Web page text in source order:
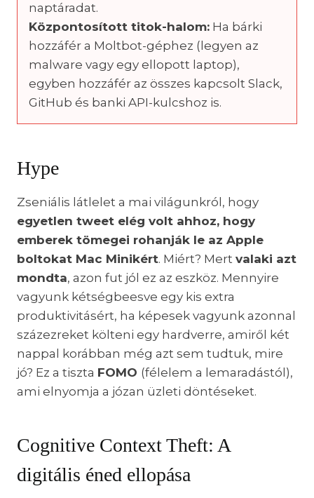
naptáradat.
Központosított titok-halom: Ha bárki
hozzáfér a Moltbot-géphez (legyen az
malware vagy egy ellopott laptop),
egyben hozzáfér az összes kapcsolt Slack,
GitHub és banki API-kulcshoz is.
Hype
Zseniális látlelet a mai világunkról, hogy
egyetlen tweet elég volt ahhoz, hogy
emberek tömegei rohanják le az Apple
boltokat Mac Minikért. Miért? Mert valaki azt
mondta, azon fut jól ez az eszköz. Mennyire
vagyunk kétségbeesve egy kis extra
produktivitásért, ha képesek vagyunk azonnal
százezreket költeni egy hardverre, amiről két
nappal korábban még azt sem tudtuk, mire
jó? Ez a tiszta FOMO (félelem a lemaradástól),
ami elnyomja a józan üzleti döntéseket.
Cognitive Context Theft: A
digitális éned ellopása